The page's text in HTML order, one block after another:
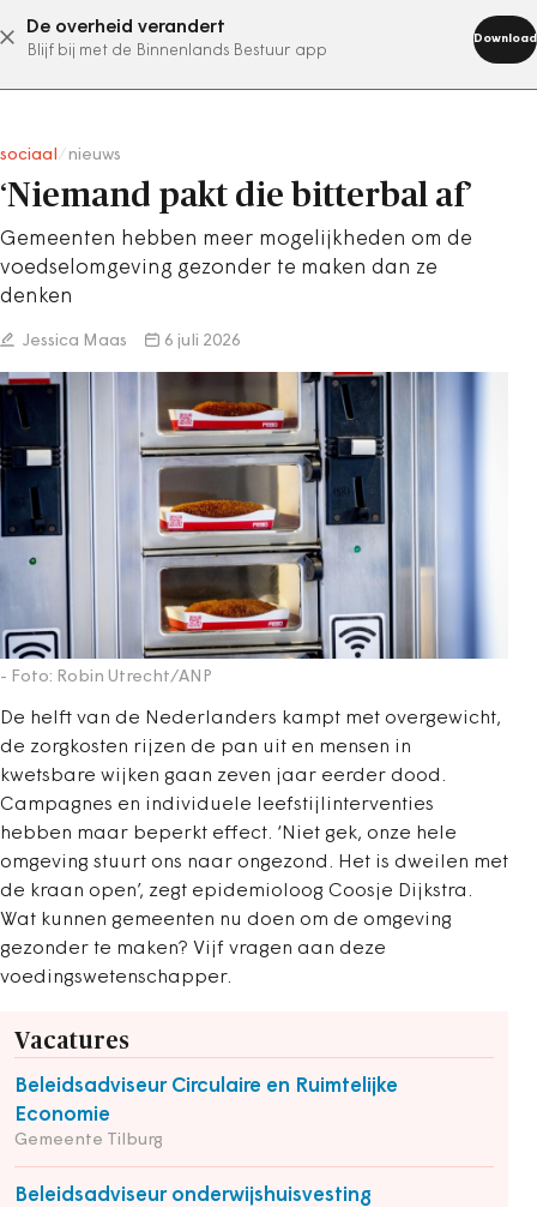
De overheid verandert
Blijf bij met de Binnenlands Bestuur app
Download
abonneer nu
sociaal nieuws
‘Niemand pakt die bitterbal af’
Gemeenten hebben meer mogelijkheden om de
voedselomgeving gezonder te maken dan ze
denken
Jessica Maas 6 juli 2026
- Foto: Robin Utrecht/ANP
De helft van de Nederlanders kampt met overgewicht,
de zorgkosten rijzen de pan uit en mensen in
kwetsbare wijken gaan zeven jaar eerder dood.
Campagnes en individuele leefstijlinterventies
hebben maar beperkt effect. ‘Niet gek, onze hele
omgeving stuurt ons naar ongezond. Het is dweilen met
de kraan open’, zegt epidemioloog Coosje Dijkstra.
Wat kunnen gemeenten nu doen om de omgeving
gezonder te maken? Vijf vragen aan deze
voedingswetenschapper.
Vacatures
Beleidsadviseur Circulaire en Ruimtelijke
Economie
Gemeente Tilburg
Beleidsadviseur onderwijshuisvesting